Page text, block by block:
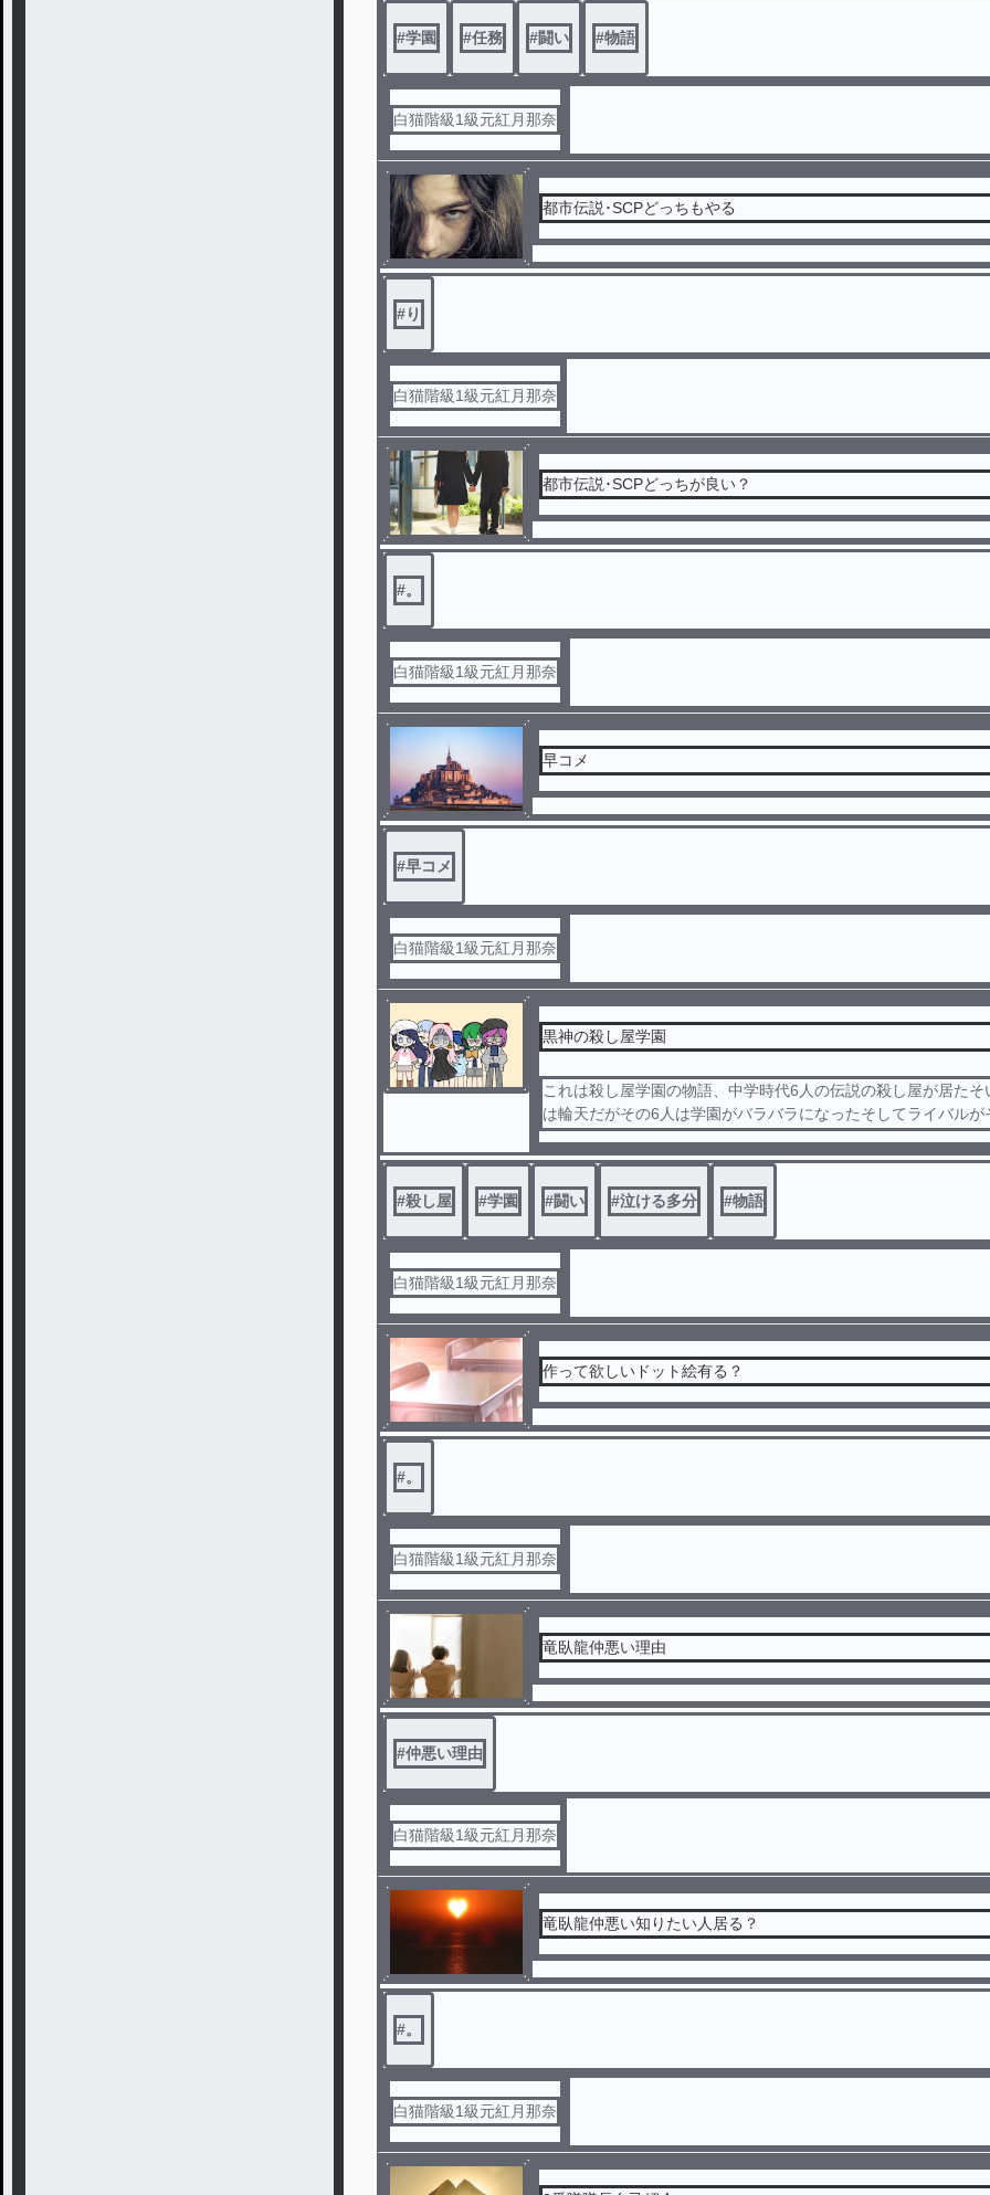
#学園 #任務 #闘い #物語
白猫階級1級元紅月那奈
都市伝説･SCPどっちもやる
#り
白猫階級1級元紅月那奈
都市伝説･SCPどっちが良い？
#。
白猫階級1級元紅月那奈
早コメ
#早コメ
白猫階級1級元紅月那奈
黒神の殺し屋学園
これは殺し屋学園の物語、中学時代6人の伝説の殺し屋が居たそ
は輪天だがその6人は学園がバラバラになったそしてライバルが
つ噂が有る竜龍の影そして未来が見える男が大会出る
#殺し屋 #学園 #闘い #泣ける多分 #物語
白猫階級1級元紅月那奈
作って欲しいドット絵有る？
#。
白猫階級1級元紅月那奈
竜臥龍仲悪い理由
#仲悪い理由
白猫階級1級元紅月那奈
竜臥龍仲悪い知りたい人居る？
#。
白猫階級1級元紅月那奈